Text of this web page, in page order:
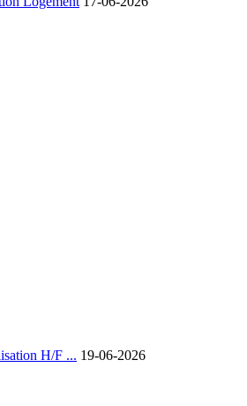
H/F ... 19-06-2026